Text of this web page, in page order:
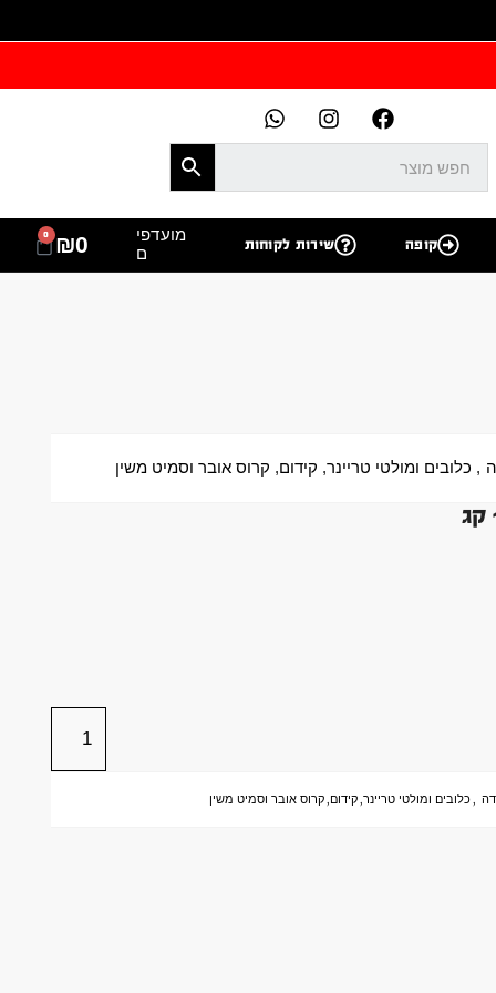
קופה שירות לקוחות
מועדפי
ם
₪0
0
, כלובים ומולטי טריינר, קידום, קרוס אובר וסמיט משין
,כלובים ומולטי טריינר,קידום,קרוס אובר וסמיט משין